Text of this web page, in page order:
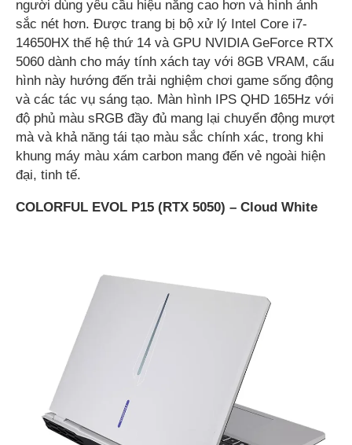
người dùng yêu cầu hiệu năng cao hơn và hình ảnh
sắc nét hơn. Được trang bị bộ xử lý Intel Core i7-
14650HX thế hệ thứ 14 và GPU NVIDIA GeForce RTX
5060 dành cho máy tính xách tay với 8GB VRAM, cấu
hình này hướng đến trải nghiệm chơi game sống động
và các tác vụ sáng tạo. Màn hình IPS QHD 165Hz với
độ phủ màu sRGB đầy đủ mang lại chuyển động mượt
mà và khả năng tái tạo màu sắc chính xác, trong khi
khung máy màu xám carbon mang đến vẻ ngoài hiện
đại, tinh tế.
COLORFUL EVOL P15 (RTX 5050) – Cloud White